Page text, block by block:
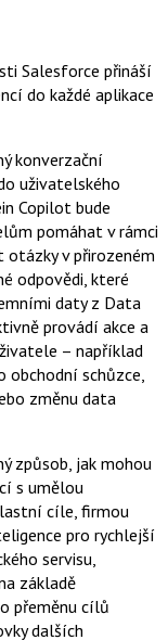
Salesforce přináší
do každé aplikace
konverzační
uživatelského
Copilot bude
pomáhat v rámci
otázky v přirozeném
odpovědi, které
daty z Data
provádí akce a
– například
schůzce,
změnu data
způsob, jak mohou
s umělou
cíle, firmou
pro rychlejší
servisu,
základě
přeměnu cílů
dalších